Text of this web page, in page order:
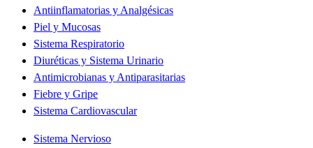
Antiinflamatorias y Analgésicas
Piel y Mucosas
Sistema Respiratorio
Diuréticas y Sistema Urinario
Antimicrobianas y Antiparasitarias
Fiebre y Gripe
Sistema Cardiovascular
Sistema Nervioso